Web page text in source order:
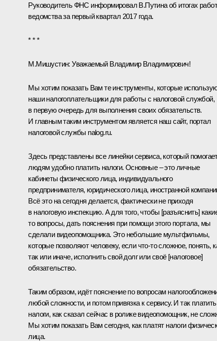
Руководитель ФНС информировал В.Путина об итогах
ведомства за первый квартал 2017 года.
* * *
М.Мишустин: Уважаемый Владимир Владимирович!
Мы хотим показать Вам те инструменты, которые
наши налогоплательщики для работы с налоговой службой,
в первую очередь для выполнения своих обязательств.
И главным таким инструментом является наш сайт, портал
налоговой службы nalog.ru.
Здесь представлены все линейки сервиса, который
людям удобно платить налоги. Основные – это личные
кабинеты физического лица, индивидуального
предпринимателя, юридического лица, иностранной
Всё это на сегодня делается, фактически не приходя
в налоговую инспекцию. А для того, чтобы [разъяснить]
то вопросы, дать пояснения при помощи этого портала, мы
сделали видеопомощника. Это небольшие мультфильмы,
которые позволяют человеку, если что-то сложное, понять,
так или иначе, исполнить свой долг или своё [налоговое]
обязательство.
Таким образом, идёт пояснение по вопросам
любой сложности, и потом привязка к сервису. И так платить
налоги, как сказал сейчас в ролике видеопомощник, не
Мы хотим показать Вам сегодня, как платят налоги
лица.